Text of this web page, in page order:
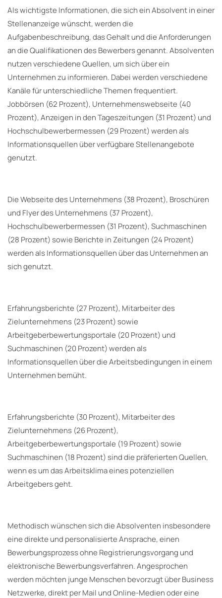
Als wichtigste Informationen, die sich ein Absolvent in einer
Stellenanzeige wünscht, werden die
Aufgabenbeschreibung, das Gehalt und die Anforderungen
an die Qualifikationen des Bewerbers genannt. Absolventen
nutzen verschiedene Quellen, um sich über ein
Unternehmen zu informieren. Dabei werden verschiedene
Kanäle für unterschiedliche Themen frequentiert.
Jobbörsen (62 Prozent), Unternehmenswebseite (40
Prozent), Anzeigen in den Tageszeitungen (31 Prozent) und
Hochschulbewerbermessen (29 Prozent) werden als
Informationsquellen über verfügbare Stellenangebote
genutzt.
Die Webseite des Unternehmens (38 Prozent), Broschüren
und Flyer des Unternehmens (37 Prozent),
Hochschulbewerbermessen (31 Prozent), Suchmaschinen
(28 Prozent) sowie Berichte in Zeitungen (24 Prozent)
werden als Informationsquellen über das Unternehmen an
sich genutzt.
Erfahrungsberichte (27 Prozent), Mitarbeiter des
Zielunternehmens (23 Prozent) sowie
Arbeitgeberbewertungsportale (20 Prozent) und
Suchmaschinen (20 Prozent) werden als
Informationsquellen über die Arbeitsbedingungen in einem
Unternehmen bemüht.
Erfahrungsberichte (30 Prozent), Mitarbeiter des
Zielunternehmens (26 Prozent),
Arbeitgeberbewertungsportale (19 Prozent) sowie
Suchmaschinen (18 Prozent) sind die präferierten Quellen,
wenn es um das Arbeitsklima eines potenziellen
Arbeitgebers geht.
Methodisch wünschen sich die Absolventen insbesondere
eine direkte und personalisierte Ansprache, einen
Bewerbungsprozess ohne Registrierungsvorgang und
elektronische Bewerbungsverfahren. Angesprochen
werden möchten junge Menschen bevorzugt über Business
Netzwerke, direkt per Mail und Online-Medien oder eine